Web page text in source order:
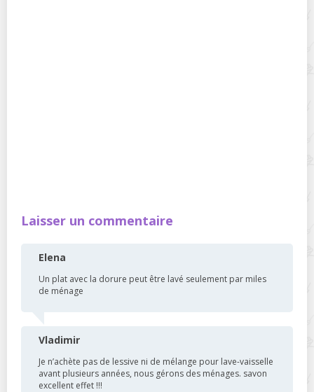
Laisser un commentaire
Elena
Un plat avec la dorure peut être lavé seulement par miles
de ménage
Vladimir
Je n’achète pas de lessive ni de mélange pour lave-vaisselle
avant plusieurs années, nous gérons des ménages. savon
excellent effet !!!